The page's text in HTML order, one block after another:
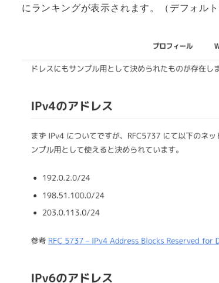
にランキングが表示されます。（デフォル